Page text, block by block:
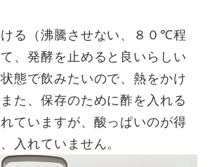
る（沸騰させない、８０℃程
、発酵を止めると良いらしい
態で飲みたいので、熱をかけ
た、保存のために酢を入れる
ていますが、酸っぱいのが得
入れていません。